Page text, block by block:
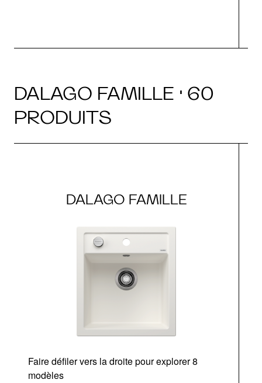
DALAGO FAMILLE · 60
PRODUITS
DALAGO FAMILLE
Faire défiler vers la droite pour explorer 8
modèles